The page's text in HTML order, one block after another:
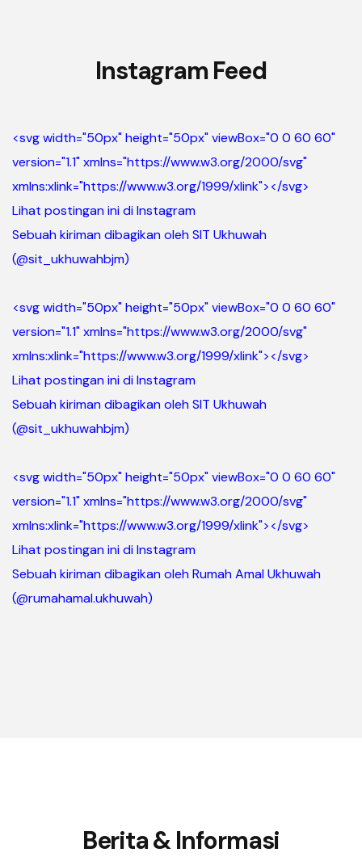
Instagram Feed
<svg width="50px" height="50px" viewBox="0 0 60 60"
version="1.1" xmlns="https://www.w3.org/2000/svg"
xmlns:xlink="https://www.w3.org/1999/xlink"></svg>
Lihat postingan ini di Instagram
Sebuah kiriman dibagikan oleh SIT Ukhuwah
(@sit_ukhuwahbjm)
<svg width="50px" height="50px" viewBox="0 0 60 60"
version="1.1" xmlns="https://www.w3.org/2000/svg"
xmlns:xlink="https://www.w3.org/1999/xlink"></svg>
Lihat postingan ini di Instagram
Sebuah kiriman dibagikan oleh SIT Ukhuwah
(@sit_ukhuwahbjm)
<svg width="50px" height="50px" viewBox="0 0 60 60"
version="1.1" xmlns="https://www.w3.org/2000/svg"
xmlns:xlink="https://www.w3.org/1999/xlink"></svg>
Lihat postingan ini di Instagram
Sebuah kiriman dibagikan oleh Rumah Amal Ukhuwah
(@rumahamal.ukhuwah)
Berita & Informasi